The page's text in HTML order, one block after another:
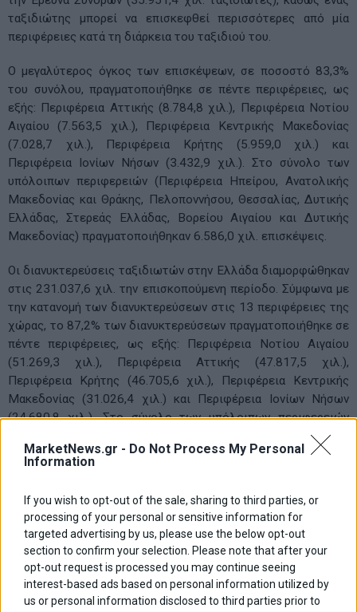
MarketNews.gr - Do Not Process My Personal
Information
If you wish to opt-out of the sale, sharing to third parties, or
processing of your personal or sensitive information for
targeted advertising by us, please use the below opt-out
section to confirm your selection. Please note that after your
opt-out request is processed you may continue seeing
interest-based ads based on personal information utilized by
us or personal information disclosed to third parties prior to
ταξιδιώτης μπορεί να επισκεφθεί περισσότερες από μία
περιφέρειες κατά τη διάρκεια του ταξιδιού του.
Ο μεγαλύτερος όγκος των επισκέψεων, σε ποσοστό 83,3%
του συνόλου, πραγματοποιήθηκε σε πέντε περιφέρειες, ως
εξής: Περιφέρεια Αττικής (8.784,8 χιλ.), Περιφέρεια Νοτίου
Αιγαίου (7.563,5 χιλ.), Περιφέρεια Κεντρικής Μακεδονίας
(7.028,7 χιλ.), Περιφέρεια Κρήτης (5.959,0 χιλ.) και
Περιφέρεια Ιονίων Νήσων (3.432,9 χιλ.). Στο σύνολο των
υπόλοιπων περιφερειών (Περιφέρεια Ηπείρου, Ανατολικής
Μακεδονίας και Θράκης, Πελοποννήσου, Θεσσαλίας, Δυτικής
Ελλάδας, Στερεάς Ελλάδας, Βορείου Αιγαίου και Δυτικής
Μακεδονίας) πραγματοποιήθηκαν 6.586,0 χιλ. επισκέψεις.
Οι διανυκτερεύσεις ταξιδιωτών στην Ελλάδα διαμορφώθηκαν
στις 231.037,6 χιλ. την επισκοπούμενη περίοδο. Σύμφωνα με
την κατανομή των διανυκτερεύσεων στις 13 περιφέρειες της
χώρας, το 87,2% των διανυκτερεύσεων πραγματοποιήθηκε σε
πέντε περιφέρειες, ως εξής: Περιφέρεια Νοτίου Αιγαίου
(51.269,3 χιλ.), Περιφέρεια Αττικής (47.817,5 χιλ.),
Περιφέρεια Κρήτης (46.705,6 χιλ.), Περιφέρεια Κεντρικής
Μακεδονίας (31.026,4 χιλ.) και Περιφέρεια Ιονίων Νήσων
(24.680,8 χιλ.). Στο σύνολο των υπόλοιπων περιφερειών
(Περιφέρεια Ανατολικής Μακεδονίας και Θράκης, Ηπείρου,
Πελοποννήσου, Θεσσαλίας, Βορείου Αιγαίου, Δυτικής